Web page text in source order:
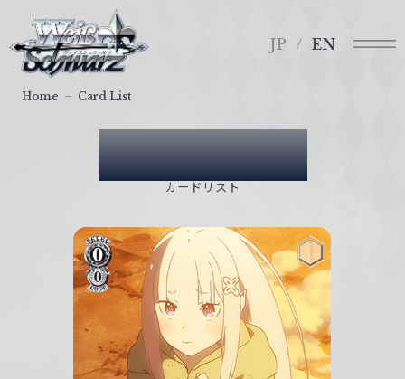
ァ
イ
JP EN
Card List
カードリスト
Home Card List